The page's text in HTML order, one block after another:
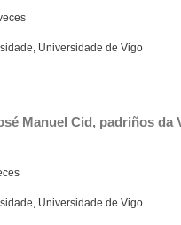
Universidade de Vigo
Manuel Cid, padriños da
Universidade de Vigo